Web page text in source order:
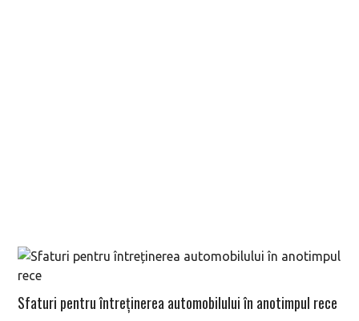
Sfaturi pentru întreținerea automobilului în anotimpul rece